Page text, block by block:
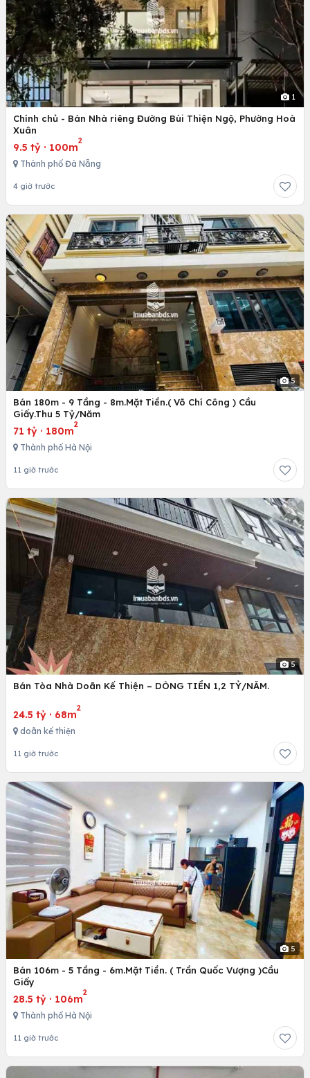
1
Chính chủ - Bán Nhà riêng Đường Bùi Thiện Ngộ, Phường Hoà
Xuân
9.5 tỷ · 100m
2
Thành phố Đà Nẵng
4 giờ trước
5
Bán 180m - 9 Tầng - 8m.Mặt Tiền.( Võ Chí Công ) Cầu
Giấy.Thu 5 Tỷ/Năm
71 tỷ · 180m
2
Thành phố Hà Nội
11 giờ trước
5
Bán Tòa Nhà Doãn Kế Thiện – DÒNG TIỀN 1,2 TỶ/NĂM.
24.5 tỷ · 68m
2
doãn kế thiện
11 giờ trước
5
Bán 106m - 5 Tầng - 6m.Mặt Tiền. ( Trần Quốc Vượng )Cầu
Giấy
28.5 tỷ · 106m
2
Thành phố Hà Nội
11 giờ trước